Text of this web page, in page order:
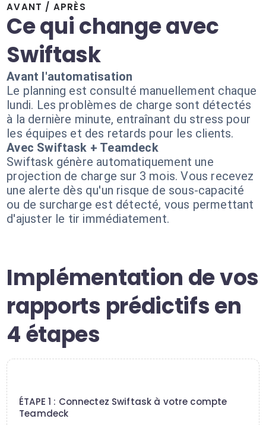
AVANT / APRÈS
Ce qui change avec
Swiftask
Avant l'automatisation
Le planning est consulté manuellement chaque
lundi. Les problèmes de charge sont détectés
à la dernière minute, entraînant du stress pour
les équipes et des retards pour les clients.
Avec Swiftask + Teamdeck
Swiftask génère automatiquement une
projection de charge sur 3 mois. Vous recevez
une alerte dès qu'un risque de sous-capacité
ou de surcharge est détecté, vous permettant
d'ajuster le tir immédiatement.
Implémentation de vos
rapports prédictifs en
4 étapes
ÉTAPE 1 : Connectez Swiftask à votre compte
Teamdeck